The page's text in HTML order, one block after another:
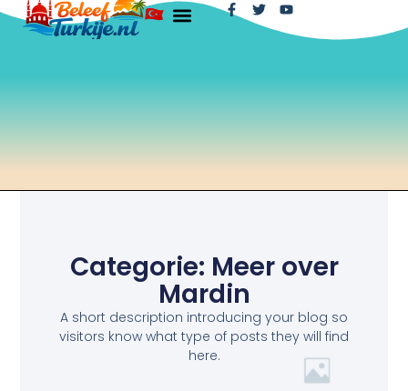
Categorie: Meer over
Mardin
A short description introducing your blog so
visitors know what type of posts they will find
here.